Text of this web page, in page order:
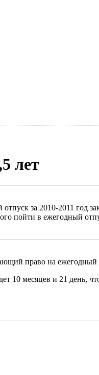
лет
за 2010-2011 год
пойти в ежегодный
право на
10 месяцев и 21 день,